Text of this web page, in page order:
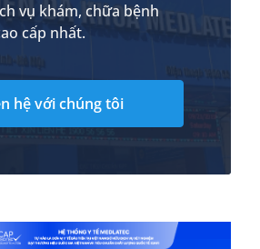
vụ khám, chữa bệnh
cấp nhất.
hệ với chúng tôi